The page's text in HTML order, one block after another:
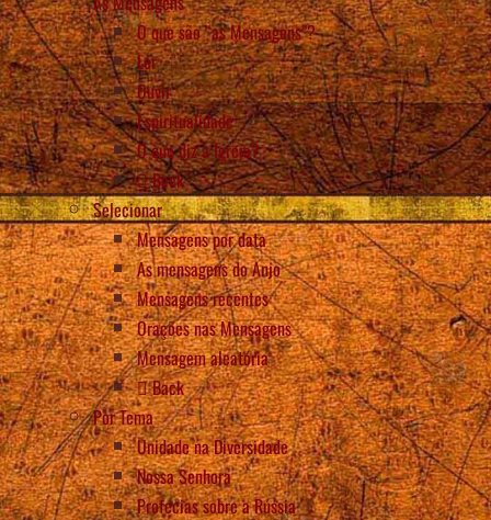
O que são “as Mensagens”?
Ler
Ouvir
Espiritualidade
O que diz a Igreja?
Back
Selecionar
Mensagens por data
As mensagens do Anjo
Mensagens recentes
Orações nas Mensagens
Mensagem aleatória
Back
Por Tema
Unidade na Diversidade
Nossa Senhora
Profecias sobre a Rússia